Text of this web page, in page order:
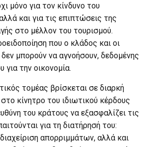
μόνο για τον κίνδυνο του
και για τις επιπτώσεις της
στο μέλλον του τουρισμού.
που ο κλάδος και οι
δεν μπορούν να αγνοήσουν, δεδομένης
για την οικονομία.
τομέας βρίσκεται σε διαρκή
κίνητρο του ιδιωτικού κέρδους
του κράτους να εξασφαλίζει τις
για τη διατήρησή του:
απορριμμάτων, αλλά και